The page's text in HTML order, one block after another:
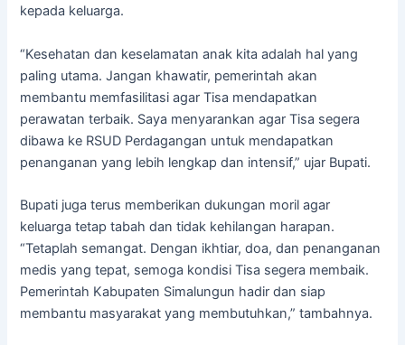
kepada keluarga.
“Kesehatan dan keselamatan anak kita adalah hal yang
paling utama. Jangan khawatir, pemerintah akan
membantu memfasilitasi agar Tisa mendapatkan
perawatan terbaik. Saya menyarankan agar Tisa segera
dibawa ke RSUD Perdagangan untuk mendapatkan
penanganan yang lebih lengkap dan intensif,” ujar Bupati.
Bupati juga terus memberikan dukungan moril agar
keluarga tetap tabah dan tidak kehilangan harapan.
“Tetaplah semangat. Dengan ikhtiar, doa, dan penanganan
medis yang tepat, semoga kondisi Tisa segera membaik.
Pemerintah Kabupaten Simalungun hadir dan siap
membantu masyarakat yang membutuhkan,” tambahnya.